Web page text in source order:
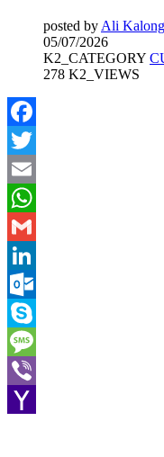
posted by Ali
05/07/2026
K2_CATEGORY
278 K2_VIEWS
Facebook
Twitter
Email
WhatsApp
Gmail
LinkedIn
Outlook.com
Skype
Message
Viber